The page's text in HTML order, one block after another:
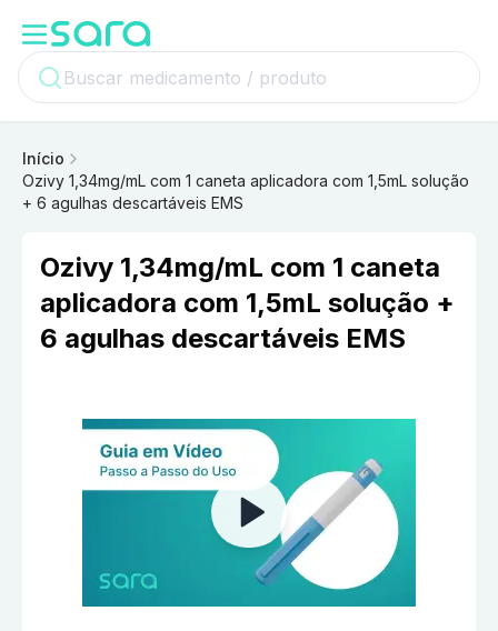
Início
Ozivy 1,34mg/mL com 1 caneta aplicadora com 1,5mL solução
+ 6 agulhas descartáveis EMS
Ozivy 1,34mg/mL com 1 caneta
aplicadora com 1,5mL solução +
6 agulhas descartáveis EMS